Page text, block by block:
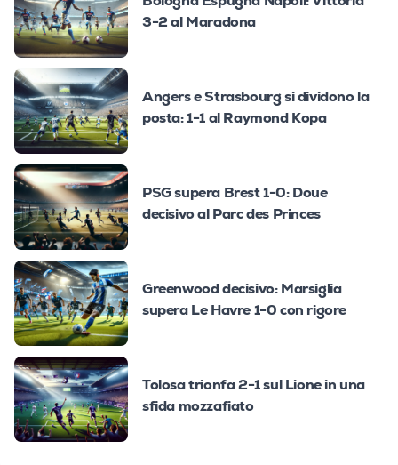
3-2 al Maradona
Angers e Strasbourg si dividono la
posta: 1-1 al Raymond Kopa
PSG supera Brest 1-0: Doue
decisivo al Parc des Princes
Greenwood decisivo: Marsiglia
supera Le Havre 1-0 con rigore
Tolosa trionfa 2-1 sul Lione in una
sfida mozzafiato